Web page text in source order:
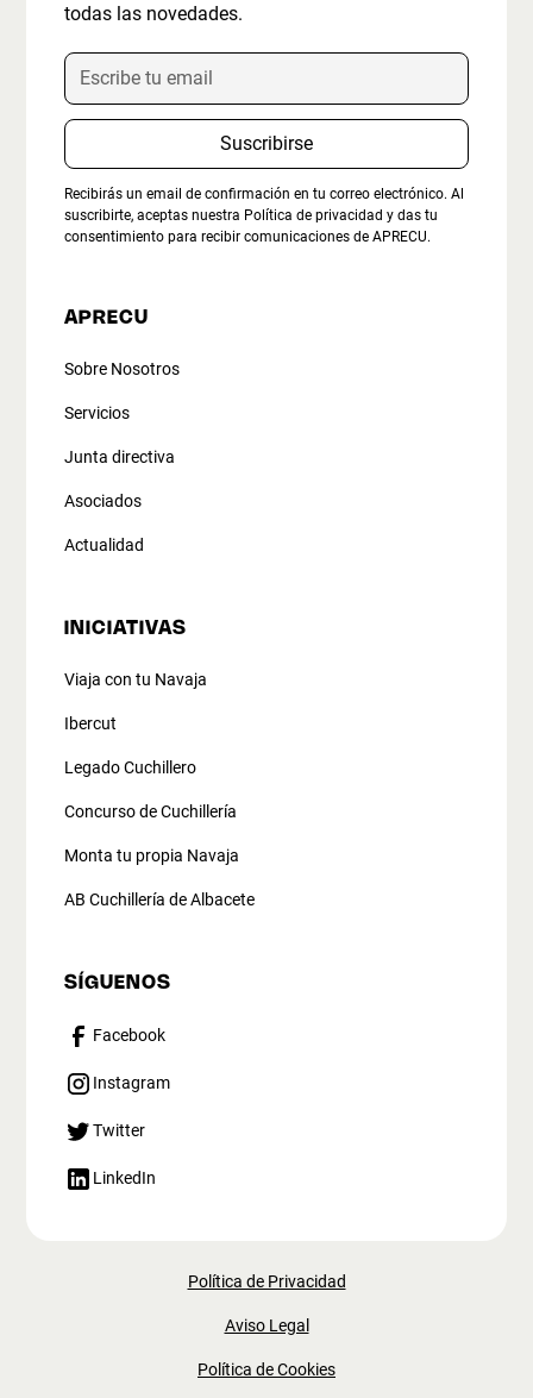
todas las novedades.
Recibirás un email de confirmación en tu correo electrónico. Al
suscribirte, aceptas nuestra Política de privacidad y das tu
consentimiento para recibir comunicaciones de APRECU.
APRECU
Sobre Nosotros
Servicios
Junta directiva
Asociados
Actualidad
INICIATIVAS
Viaja con tu Navaja
Ibercut
Legado Cuchillero
Concurso de Cuchillería
Monta tu propia Navaja
AB Cuchillería de Albacete
SÍGUENOS
Facebook
Instagram
Twitter
LinkedIn
Política de Privacidad
Aviso Legal
Política de Cookies